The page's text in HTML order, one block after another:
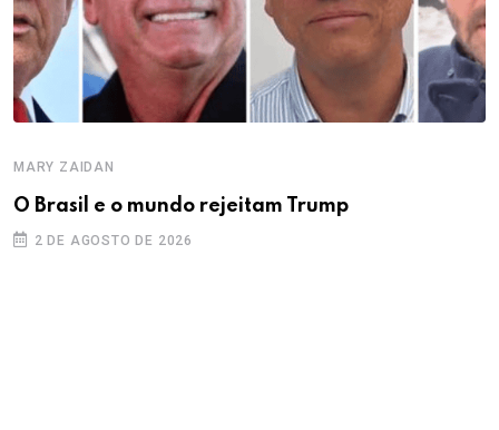
MARY ZAIDAN
O Brasil e o mundo rejeitam Trump
2 DE AGOSTO DE 2026